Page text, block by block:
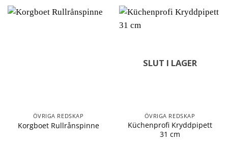
ÖVRIGA REDSKAP
Korgboet Rullrånspinne
SLUT I LAGER
ÖVRIGA REDSKAP
Küchenprofi Kryddpipett
31 cm